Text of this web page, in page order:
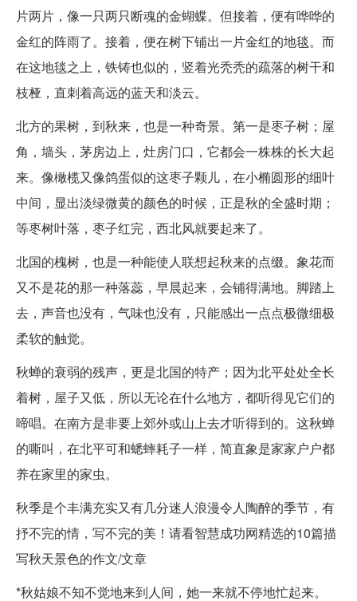
片两片，像一只两只断魂的金蝴蝶。但接着，便有哗哗的
金红的阵雨了。接着，便在树下铺出一片金红的地毯。而
在这地毯之上，铁铸也似的，竖着光秃秃的疏落的树干和
枝桠，直刺着高远的蓝天和淡云。
北方的果树，到秋来，也是一种奇景。第一是枣子树；屋
角，墙头，茅房边上，灶房门口，它都会一株株的长大起
来。像橄榄又像鸽蛋似的这枣子颗儿，在小椭圆形的细叶
中间，显出淡绿微黄的颜色的时候，正是秋的全盛时期；
等枣树叶落，枣子红完，西北风就要起来了。
北国的槐树，也是一种能使人联想起秋来的点缀。象花而
又不是花的那一种落蕊，早晨起来，会铺得满地。脚踏上
去，声音也没有，气味也没有，只能感出一点点极微细极
柔软的触觉。
秋蝉的衰弱的残声，更是北国的特产；因为北平处处全长
着树，屋子又低，所以无论在什么地方，都听得见它们的
啼唱。在南方是非要上郊外或山上去才听得到的。这秋蝉
的嘶叫，在北平可和蟋蟀耗子一样，简直象是家家户户都
养在家里的家虫。
秋季是个丰满充实又有几分迷人浪漫令人陶醉的季节，有
抒不完的情，写不完的美！请看智慧成功网精选的10篇描
写秋天景色的作文/文章
*秋姑娘不知不觉地来到人间，她一来就不停地忙起来。